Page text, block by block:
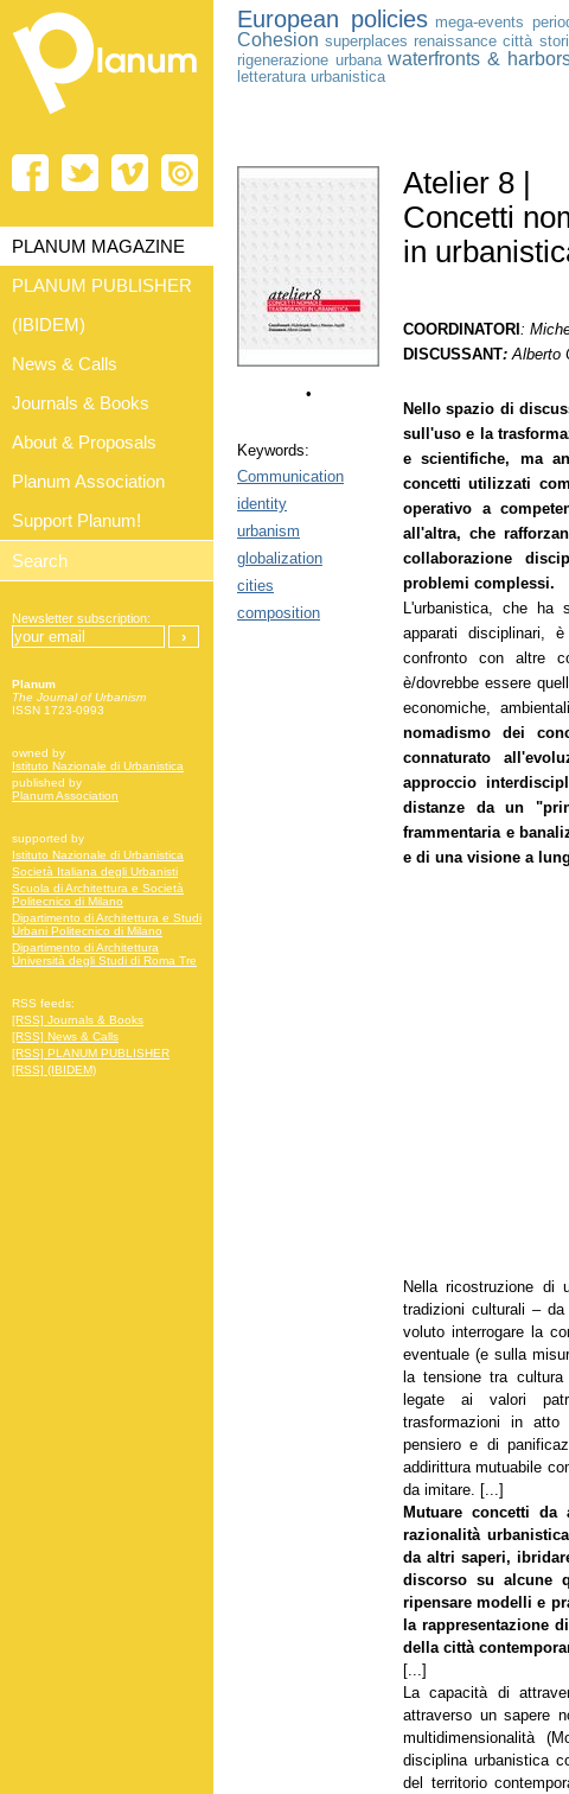
European policies mega-events
Cohesion superplaces renaissance città
rigenerazione urbana waterfronts &
letteratura urbanistica
•
Keywords:
Communication
identity
urbanism
globalization
cities
composition
Atelier 8 |
Concetti
in
COORDINATORI :
DISCUSSANT:Alberto
Nello spazio di
sull'uso e la
e scientifiche, ma
concetti utilizzati
operativo a
all'altra, che
collaborazione
problemi complessi.
L'urbanistica, che ha
apparati disciplinari,
confronto con altre
è/dovrebbe essere
economiche,
nomadismo dei
connaturato
approccio
distanze da un
frammentaria e
e di una visione a
Nella ricostruzione di
tradizioni culturali –
voluto interrogare la
eventuale (e sulla
la tensione tra
legate ai valori
trasformazioni in
pensiero e di
addirittura mutuabile
da imitare. [...]
Mutuare concetti
razionalità
da altri saperi,
discorso su alcune
ripensare modelli e
la rappresentazione
della città
[...]
La capacità di
attraverso un sapere
multidimensionalità
disciplina urbanistica
del territorio
PLANUM MAGAZINE
PLANUM PUBLISHER
(IBIDEM)
News & Calls
Journals & Books
About & Proposals
Planum Association
Support Planum!
Newsletter subscription:
Planum
The Journal of Urbanism
ISSN 1723-0993
owned by
Istituto Nazionale di Urbanistica
published by
Planum Association
supported by
Istituto Nazionale di Urbanistica
Società Italiana degli Urbanisti
Scuola di Architettura e Società
Politecnico di Milano
Dipartimento di Architettura e Studi
Urbani Politecnico di Milano
Dipartimento di Architettura
Università degli Studi di Roma Tre
RSS feeds:
[RSS] Journals & Books
[RSS] News & Calls
[RSS] PLANUM PUBLISHER
[RSS] (IBIDEM)